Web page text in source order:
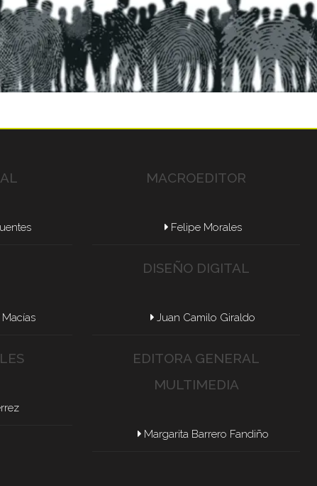
MACROEDITOR
Felipe Morales
DISEÑO DIGITAL
Juan Camilo Giraldo
EDITORA GENERAL
MULTIMEDIA
Margarita Barrero Fandiño